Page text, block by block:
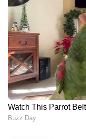
നവംബർ 25 -
ഉയർന്നു. വിപണി
നവംബർ 26 -
തുടർന്നു വിപണി
നവംബർ 27 -
ഉയർന്നു. വിപണി
നവംബർ 28 -
തുടർന്നു. വിപണി
നവംബർ 28 -